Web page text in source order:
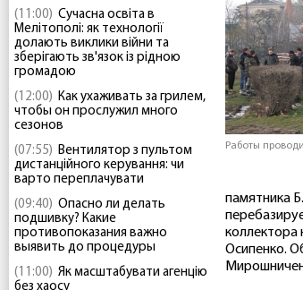
(11:00) Сучасна освіта в
Мелітополі: як технології
долають виклики війни та
зберігають зв'язок із рідною
громадою
(12:00) Как ухаживать за грилем,
чтобы он прослужил много
сезонов
(07:55) Вентилятор з пультом
дистанційного керування: чи
варто переплачувати
(09:40) Опасно ли делать
подшивку? Какие
противопоказания важно
выявить до процедуры
(11:00) Як масштабувати агенцію
без хаосу
Работы
памятника
коллектора
Осипенко.